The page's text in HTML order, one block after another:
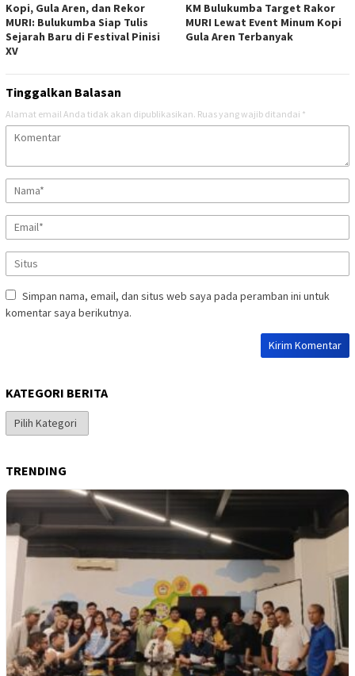
Kopi, Gula Aren, dan Rekor
MURI: Bulukumba Siap Tulis
Sejarah Baru di Festival Pinisi
XV
KM Bulukumba Target Rakor
MURI Lewat Event Minum Kopi
Gula Aren Terbanyak
Tinggalkan Balasan
Alamat email Anda tidak akan dipublikasikan. Ruas yang wajib ditandai *
Simpan nama, email, dan situs web saya pada peramban ini untuk
komentar saya berikutnya.
KATEGORI BERITA
Kategori
Berita
TRENDING